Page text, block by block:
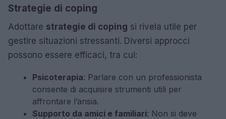
Strategie di coping
Adottare strategie di coping si rivela utile per
gestire situazioni stressanti. Diversi approcci
possono essere efficaci, tra cui:
Psicoterapia: Parlare con un professionista
consente di acquisire strumenti utili per
affrontare l’ansia.
Supporto da amici e familiari: Non si deve